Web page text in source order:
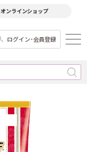
オンラインショップ
ログイン･会員登録